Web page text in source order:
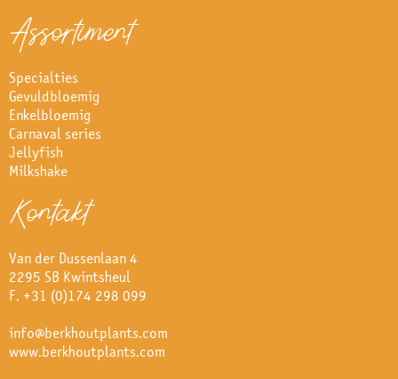
Assortiment
Specialties
Gevuldbloemig
Enkelbloemig
Carnaval series
Jellyfish
Milkshake
Kontakt
Van der Dussenlaan 4
2295 SB Kwintsheul
F. +31 (0)174 298 099
info@berkhoutplants.com
www.berkhoutplants.com